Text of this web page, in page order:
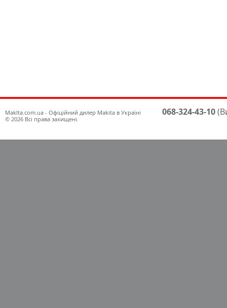
Maklta.com.ua - Офіційний дилер Makita в Україні
© 2026 Всі права захищені.
068-324-43-10